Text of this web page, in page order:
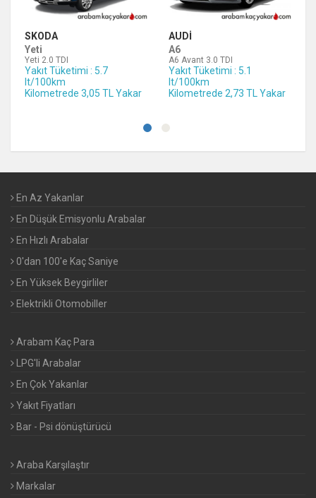
SKODA
Yeti
Yeti 2.0 TDI
Yakıt Tüketimi : 5.7
lt/100km
Kilometrede 3,05 TL Yakar
AUDI
A6
A6 Avant 3.0 TDI
Yakıt Tüketimi : 5.1
lt/100km
Kilometrede 2,73 TL Yakar
En Az Yakanlar
En Düşük Emisyonlu Arabalar
En Hızlı Arabalar
0'dan 100'e Kaç Saniye
En Yüksek Beygirliler
Elektrikli Otomobiller
Arabam Kaç Para
LPG'li Arabalar
En Çok Yakanlar
Yakıt Fiyatları
Bar - Psi dönüştürücü
Araba Karşılaştır
Markalar